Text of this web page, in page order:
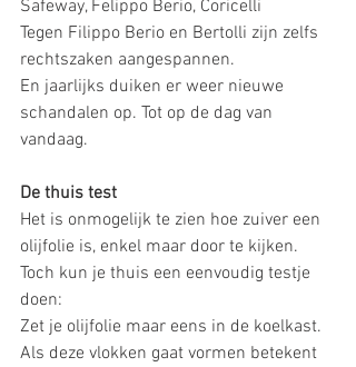
Safeway, Felippo Berio, Coricelli
Tegen Filippo Berio en Bertolli zijn zelfs
rechtszaken aangespannen.
En jaarlijks duiken er weer nieuwe
schandalen op. Tot op de dag van
vandaag.
De thuis test
Het is onmogelijk te zien hoe zuiver een
olijfolie is, enkel maar door te kijken.
Toch kun je thuis een eenvoudig testje
doen:
Zet je olijfolie maar eens in de koelkast.
Als deze vlokken gaat vormen betekent